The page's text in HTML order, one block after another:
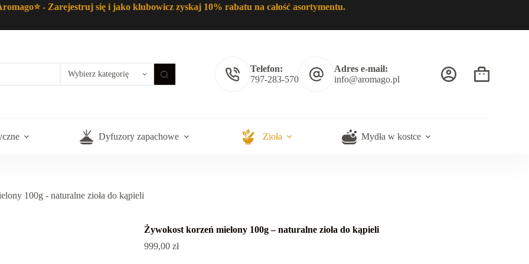
- Zarejestruj się i jako klubowicz zyskaj 10% rabatu na całość asortymentu.
Telefon:
797-283-570
Adres e-mail:
info@aromago.pl
Koszyk
Dyfuzory zapachowe Zioła Mydła w kostce
100g - naturalne zioła do kąpieli
Żywokost korzeń mielony 100g – naturalne zioła do kąpieli
999,00 zł